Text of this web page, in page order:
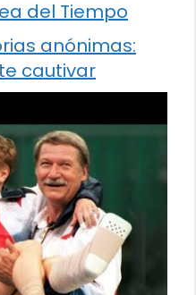
del Tiempo
anónimas:
cautivar